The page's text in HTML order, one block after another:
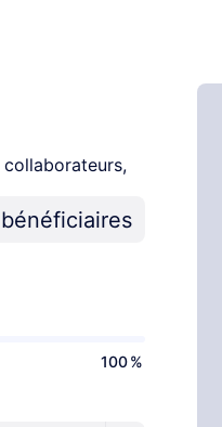
bénéficiaires
100%